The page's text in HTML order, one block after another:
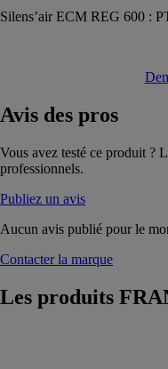
Silens’air ECM REG 600 :
Avis des pros
Vous avez testé ce produit ?
professionnels.
Publiez un avis
Aucun avis publié pour le
Contacter la marque
Les produits